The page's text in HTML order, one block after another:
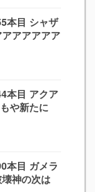
本目 シャザ
アアアアア
本目 アクア
や新たに
本目 ガメラ
神の次は